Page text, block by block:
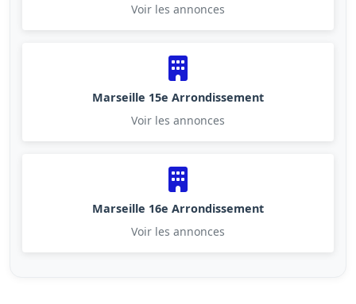
Voir les annonces
Marseille 15e Arrondissement
Voir les annonces
Marseille 16e Arrondissement
Voir les annonces